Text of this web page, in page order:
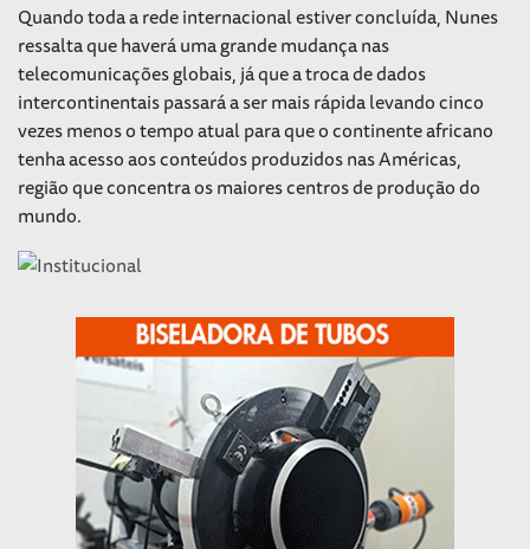
Quando toda a rede internacional estiver concluída, Nunes
ressalta que haverá uma grande mudança nas
telecomunicações globais, já que a troca de dados
intercontinentais passará a ser mais rápida levando cinco
vezes menos o tempo atual para que o continente africano
tenha acesso aos conteúdos produzidos nas Américas,
região que concentra os maiores centros de produção do
mundo.